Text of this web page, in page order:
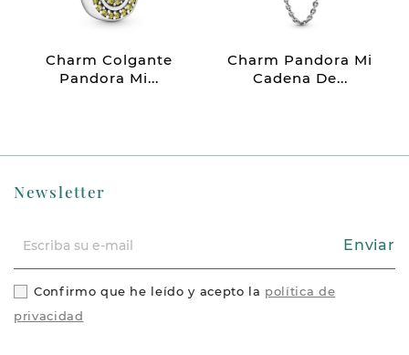
Charm Colgante
Pandora Mi...
Charm Pandora Mi
Cadena De...
Newsletter
Enviar
Confirmo que he leído y acepto la política de
privacidad